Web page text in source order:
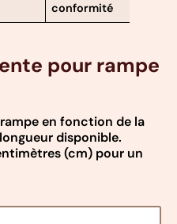
conformité
pour rampe
en fonction de la
disponible.
(cm) pour un